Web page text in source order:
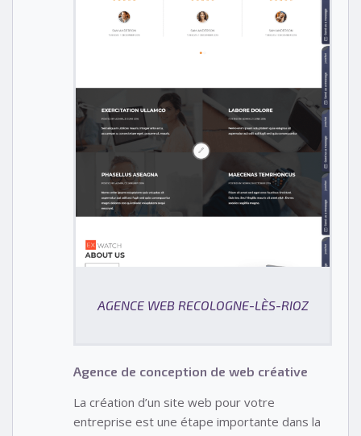
AGENCE WEB RECOLOGNE-LÈS-RIOZ
Agence de conception de web créative
La création d’un site web pour votre
entreprise est une étape importante dans la